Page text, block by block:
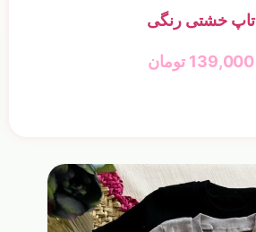
تاپ خشتی رنگی
139,000 تومان